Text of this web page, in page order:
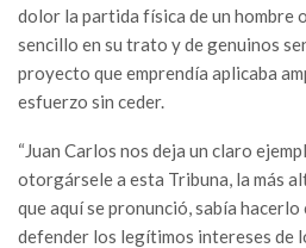
dolor la partida física de un hombre
sencillo en su trato y de genuinos
proyecto que emprendía aplicaba
esfuerzo sin ceder.
“Juan Carlos nos deja un claro
otorgársele a esta Tribuna, la más
que aquí se pronunció, sabía
defender los legítimos intereses de